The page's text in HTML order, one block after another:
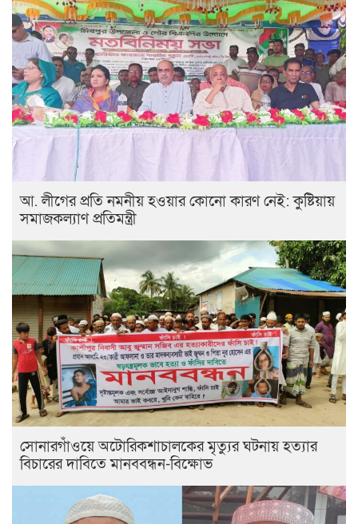
আ. লীগের প্রতি নমনীয় হওয়ার কোনো কারণ নেই: কুষ্টিয়ায়
সমাজকল্যাণ প্রতিমন্ত্রী
সোনারগাঁওয়ে অটোরিকশাচালকের মৃত্যুর ঘটনায় হত্যার
বিচারের দাবিতে মানববন্ধন-বিক্ষোভ